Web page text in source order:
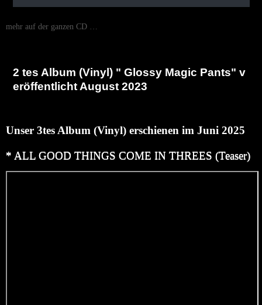
mehr auf der ganzen CD …
2 tes Album (Vinyl) " Glossy Magic Pants" v
eröffentlicht August 2023
Unser 3tes Album (Vinyl) erschienen im Juni 2025
* ALL GOOD THINGS COME IN THREES (Teaser)